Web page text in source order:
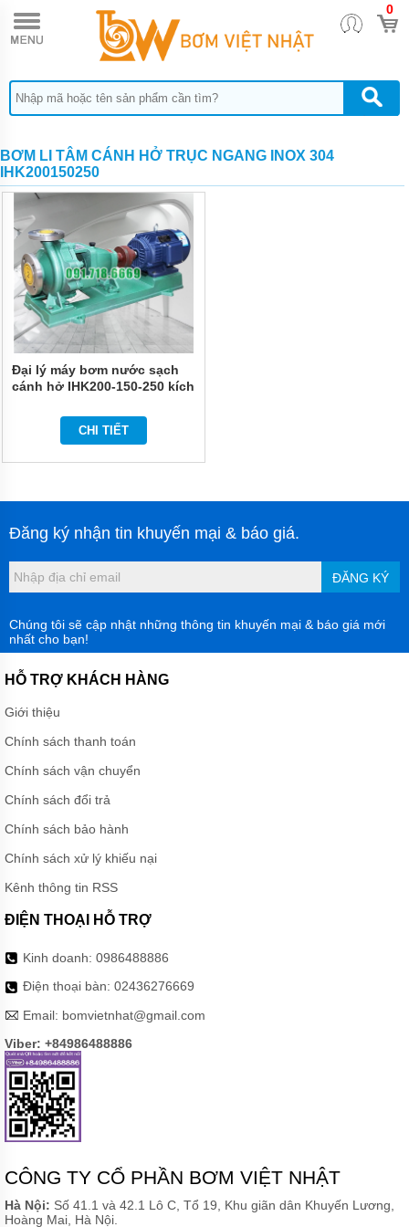
0
TRANG
CHỦ
BƠM
TĂNG
BƠM
NƯỚC
ĐẨY
CAO
MÁY
BƠM
NƯỚC
TƯỚI
CÂY
MÁY
BƠM
NƯỚC
HÚT
GIẾNG
CHÌM
MÁY
BƠM
NƯỚC
THẢI
MÁY
BƠM
HÚT
BƠM
CHẤT
MÁY
CHỮA
MÁY
BƠM
ĐỊNH
LƯỢNG
HÓA
CHẤT
MÁY
NƯỚC
XĂNG
MÁY
BƠM
HÚT
CHÂN
KHÔNG
MÁY
LY
TÂM
TRỤC
ĐỨNG
BƠM LI TÂM CÁNH HỞ TRỤC NGANG INOX 304
IHK200150250
Đại lý máy bơm nước sạch
cánh hở IHK200-150-250 kích
CHI TIẾT
Đăng ký nhận tin khuyến mại & báo giá.
ĐĂNG KÝ
Chúng tôi sẽ cập nhật những thông tin khuyến mại & báo giá mới
nhất cho bạn!
HỖ TRỢ KHÁCH HÀNG
Giới thiệu
Chính sách thanh toán
Chính sách vận chuyển
Chính sách đổi trả
Chính sách bảo hành
Chính sách xử lý khiếu nại
Kênh thông tin RSS
ĐIỆN THOẠI HỖ TRỢ
Kinh doanh: 0986488886
Điện thoại bàn: 02436276669
Email: bomvietnhat@gmail.com
Viber: +84986488886
CÔNG TY CỔ PHẦN BƠM VIỆT NHẬT
Hà Nội: Số 41.1 và 42.1 Lô C, Tổ 19, Khu giãn dân Khuyến Lương,
Hoàng Mai, Hà Nội.